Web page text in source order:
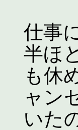
仕事
半ほ
も休
ャン
いた